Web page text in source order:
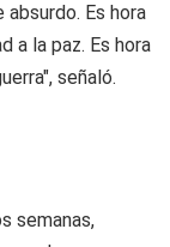
Es hora
a la paz. Es hora
señaló.
semanas,